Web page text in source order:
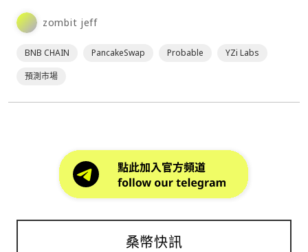
zombit jeff
BNB CHAIN PancakeSwap Probable
YZi Labs
預測市場
桑幣快訊